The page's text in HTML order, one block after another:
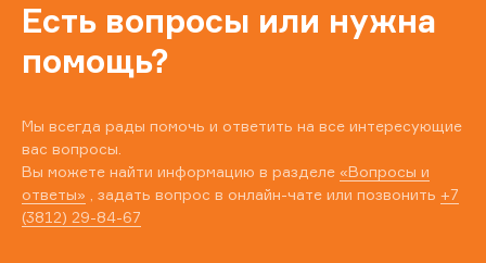
Есть вопросы или нужна
помощь?
Мы всегда рады помочь и ответить на все интересующие
вас вопросы.
Вы можете найти информацию в разделе «Вопросы и
ответы» , задать вопрос в онлайн-чате или позвонить +7
(3812) 29-84-67